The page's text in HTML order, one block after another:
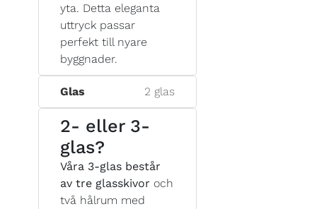
yta. Detta eleganta
uttryck passar
perfekt till nyare
byggnader.
Glas 2 glas
2- eller 3-
glas?
Våra 3-glas består
av tre glasskivor och
två hålrum med